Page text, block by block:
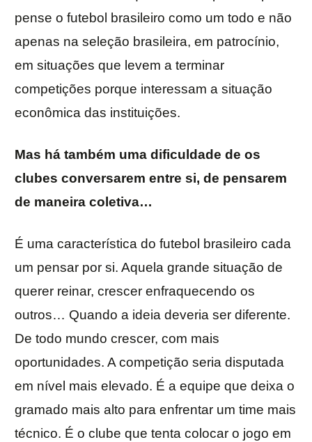
pense o futebol brasileiro como um todo e não
apenas na seleção brasileira, em patrocínio,
em situações que levem a terminar
competições porque interessam a situação
econômica das instituições.
Mas há também uma dificuldade de os
clubes conversarem entre si, de pensarem
de maneira coletiva…
É uma característica do futebol brasileiro cada
um pensar por si. Aquela grande situação de
querer reinar, crescer enfraquecendo os
outros… Quando a ideia deveria ser diferente.
De todo mundo crescer, com mais
oportunidades. A competição seria disputada
em nível mais elevado. É a equipe que deixa o
gramado mais alto para enfrentar um time mais
técnico. É o clube que tenta colocar o jogo em